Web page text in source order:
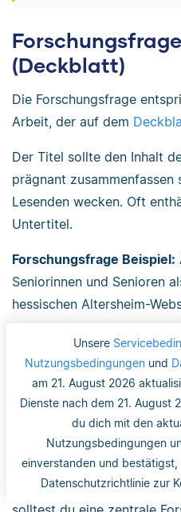
Unsere
Nutzungsbedingungen und
am 21. August 2026
Dienste nach dem 21. August
du dich mit den
Nutzungsbedingungen
einverstanden und
Datenschutzrichtlinie zur
(Deckblatt)
Die Forschungsfrage
Arbeit, der auf dem
Der Titel sollte den Inhalt
prägnant
Lesenden wecken. Oft
Untertitel.
Forschungsfrage Beispiel:
Seniorinnen und Senioren
hessischen Altersheim-
Titel der Arbeit Beispiel:
Inhaltsanalyse der
Seniorinnen und Senioren
Für die
eine
Da deine Bachelorarbeit